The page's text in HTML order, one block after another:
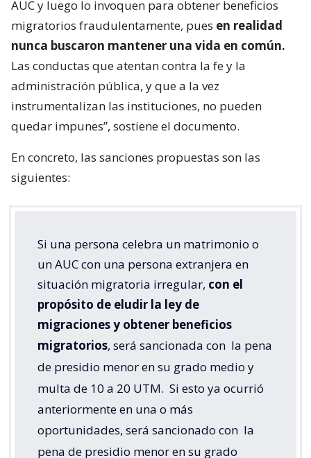
AUC y luego lo invoquen para obtener beneficios
migratorios fraudulentamente, pues en realidad
nunca buscaron mantener una vida en común.
Las conductas que atentan contra la fe y la
administración pública, y que a la vez
instrumentalizan las instituciones, no pueden
quedar impunes”, sostiene el documento.
En concreto, las sanciones propuestas son las
siguientes:
Si una persona celebra un matrimonio o
un AUC con una persona extranjera en
situación migratoria irregular, con el
propósito de eludir la ley de
migraciones y obtener beneficios
migratorios, será sancionada con la pena
de presidio menor en su grado medio y
multa de 10 a 20 UTM. Si esto ya ocurrió
anteriormente en una o más
oportunidades, será sancionado con la
pena de presidio menor en su grado